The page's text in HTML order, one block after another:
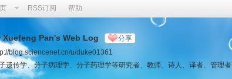
RSS订阅 帮助
Xuefeng Pan's Web Log 分享
blog.sciencenet.cn/u/duke01361
遗传学、分子病理学、分子药理学等研究者、教师、诗人、译者、管理者